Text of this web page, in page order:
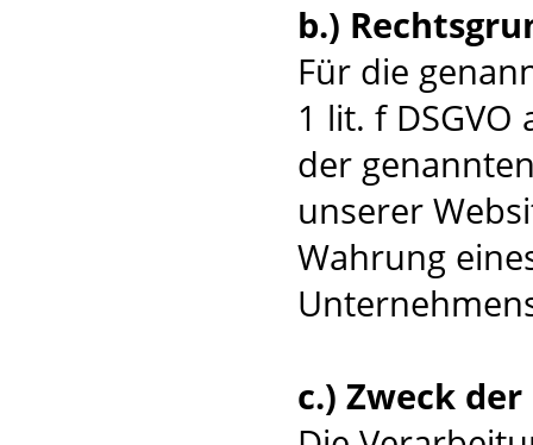
b.)
Für die
1 lit. f
der
unserer
Wahrung
c.) Zweck